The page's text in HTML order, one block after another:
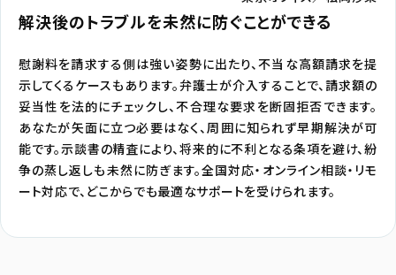
解決後のトラブルを未然に防ぐことができる
慰謝料を請求する側は強い姿勢に出たり、不当な高額請求を提
示してくるケースもあります。弁護士が介入することで、請求額の
妥当性を法的にチェックし、不合理な要求を断固拒否できます。
あなたが矢面に立つ必要はなく、周囲に知られず早期解決が可
能です。示談書の精査により、将来的に不利となる条項を避け、紛
争の蒸し返しも未然に防ぎます。全国対応・オンライン相談・リモ
ート対応で、どこからでも最適なサポートを受けられます。